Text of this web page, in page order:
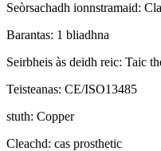
Seòrsachadh ionnstramaid:
Barantas: 1 bliadhna
Seirbheis às deidh reic: Taic
Teisteanas: CE/ISO13485
stuth: Copper
Cleachd: cas prosthetic